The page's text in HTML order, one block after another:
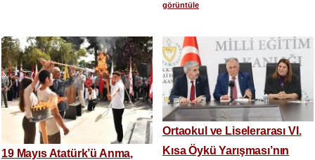
görüntüle
19 Mayıs Atatürk’ü Anma,
Ortaokul ve Liselerarası VI.
Kısa Öykü Yarışması’nın